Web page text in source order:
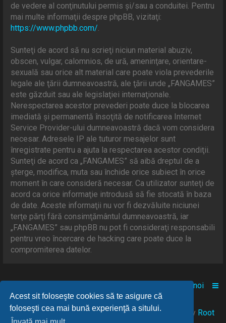
Acest sit foloseşte cookies să te asigure că
foloseşti cea mai bună experienţă a sitului.
de vedere al conţinutului permis şi/sau a conduitei. Pentru
mai multe informaţii despre phpBB, vizitaţi:
https://www.phpbb.com/
Sunteţi de acord să nu scrieţi niciun material abuziv,
obscen, vulgar, calomnios, de ură, ameninţare, orientare-
sexuală sau orice alt material care poate viola prevederile
legale ale ţării dumneavoastră, ale ţării unde „FANGAMES”
este găzduit sau ale legislaţiei internaţionale.
Nerespectarea acestor prevederi poate duce la blocarea
imediată şi permanentă însoţită de notificarea Internet
Service Provider-ului dumneavoastră dacă vom considera
necesar. Adresele IP ale tuturor mesajelor sunt
înregistrate pentru a ajuta la respectarea acestor condiţii.
Sunteţi de acord ca „FANGAMES” să aibă dreptul de a
şterge, modifica, muta sau închide orice subiect în orice
moment în care consideră necesar. Ca utilizator sunteţi de
acord ca orice informaţie introdusă să fie stocată în baza
de date. Aceste informaţii nu vor fi dezvăluite niciunei
terţe părţi fără consimţământul dumneavoastră, iar
„FANGAMES” sau phpBB nu pot fi consideraţi responsabili
pentru vreo încercare de hacking care poate duce la
compromiterea datelor.
Despre noi
© 2021-2025 Powered byFANGAMES™• Design by Root